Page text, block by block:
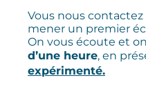
Vous nous
mener un premier
On vous écoute et
d’une heure, en
expérimenté.